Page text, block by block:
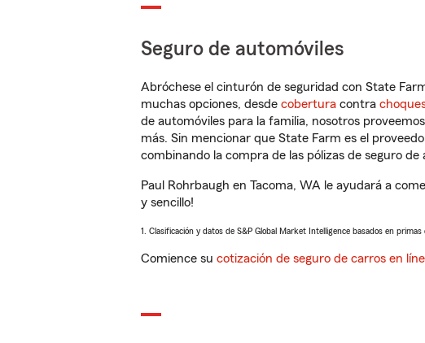
Seguro de automóviles
Abróchese el cinturón de seguridad con State
muchas opciones, desde cobertura contra
de automóviles para la familia, nosotros
más. Sin mencionar que State Farm es el
combinando la compra de las pólizas de seguro de
Paul Rohrbaugh en Tacoma, WA le ayudará a
y sencillo!
1. Clasificación y datos de S&P Global Market Intelligence basados en
Comience su cotización de seguro de carros en